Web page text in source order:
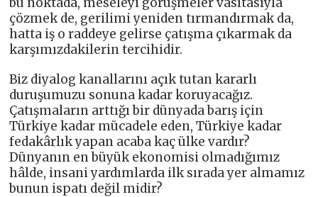
çözmek de, gerilimi yeniden tırmandırmak da,
hatta iş o raddeye gelirse çatışma çıkarmak da
karşımızdakilerin tercihidir.
Biz diyalog kanallarını açık tutan kararlı
duruşumuzu sonuna kadar koruyacağız.
Çatışmaların arttığı bir dünyada barış için
Türkiye kadar mücadele eden, Türkiye kadar
fedakârlık yapan acaba kaç ülke vardır?
Dünyanın en büyük ekonomisi olmadığımız
hâlde, insani yardımlarda ilk sırada yer almamız
bunun ispatı değil midir?